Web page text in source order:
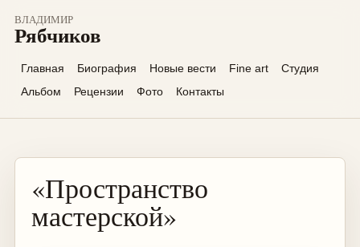
ВЛАДИМИР
Рябчиков
Главная Биография Новые вести Fine art
Студия
Альбом
Рецензии Фото Контакты
«Пространство
мастерской»